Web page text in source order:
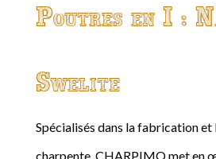
Poutres en I :
Swelite
Spécialisés dans la fabrication et
charpente, CHARPIMO met en